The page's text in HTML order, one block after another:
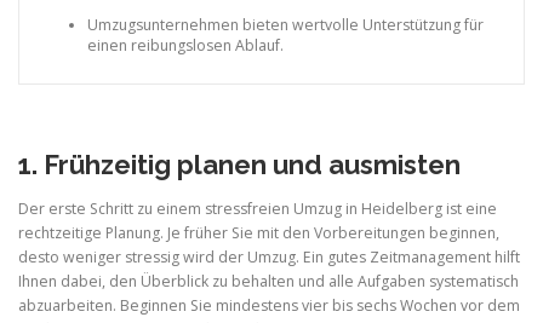
Umzugsunternehmen bieten wertvolle Unterstützung für
einen reibungslosen Ablauf.
1. Frühzeitig planen und ausmisten
Der erste Schritt zu einem stressfreien Umzug in Heidelberg ist eine
rechtzeitige Planung. Je früher Sie mit den Vorbereitungen beginnen,
desto weniger stressig wird der Umzug. Ein gutes Zeitmanagement hilft
Ihnen dabei, den Überblick zu behalten und alle Aufgaben systematisch
abzuarbeiten. Beginnen Sie mindestens vier bis sechs Wochen vor dem